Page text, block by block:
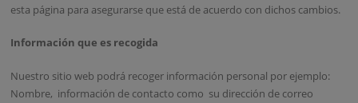
esta página para asegurarse que está de acuerdo con dichos cambios.
Información que es recogida
Nuestro sitio web podrá recoger información personal por ejemplo:
Nombre, información de contacto como su dirección de correo